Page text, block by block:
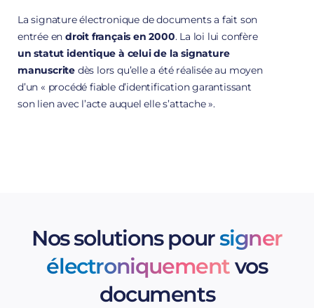
électronique conforme aux exigences des
administrations françaises et européennes.Chacun de
vosdocuments signés électroniquementdispose ainsi
d’unevaleur juridiqueéquivalente à celle d’un
imprimé papier signé à la main.
physique, soit en tant qu’entreprise.
exempledevenue obligatoire pour répondre à
certains marchés publics.
La signature électronique de documents a fait son
entrée en droit français en 2000. La loi lui confère
un statut identique à celui de la signature
manuscrite dès lors qu’elle a été réalisée au moyen
d’un « procédé fiable d’identification garantissant
son lien avec l’acte auquel elle s’attache ».
l’identification du signataire
l’intégrité du document.
Nos solutions poursigner
électroniquementvos
documents